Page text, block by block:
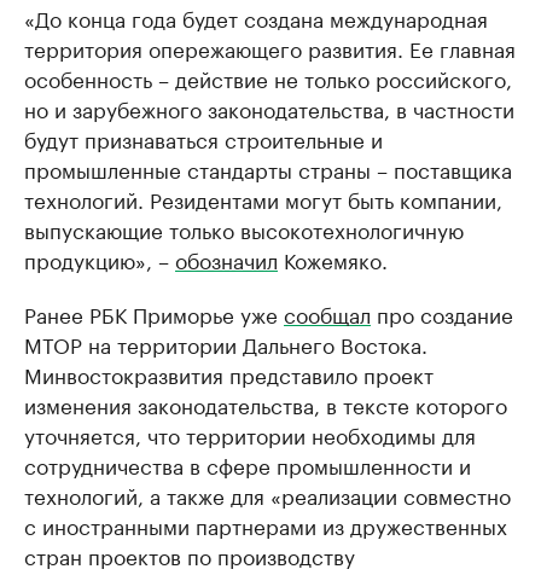
«До конца года будет создана международная
территория опережающего развития. Ее главная
особенность – действие не только российского,
но и зарубежного законодательства, в частности
будут признаваться строительные и
промышленные стандарты страны – поставщика
технологий. Резидентами могут быть компании,
выпускающие только высокотехнологичную
продукцию», –обозначил Кожемяко.
Ранее РБК Приморье уже сообщал про создание
МТОР на территории Дальнего Востока.
Минвостокразвития представило проект
изменения законодательства, в тексте которого
уточняется, что территории необходимы для
сотрудничества в сфере промышленности и
технологий, а также для «реализации совместно
с иностранными партнерами из дружественных
стран проектов по производству